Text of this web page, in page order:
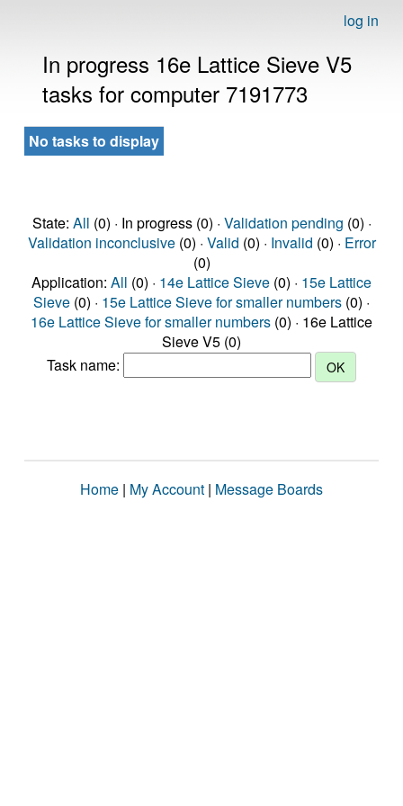
log in
In progress 16e Lattice Sieve V5
tasks for computer 7191773
No tasks to display
State: All (0) · In progress (0) · Validation pending (0) ·
Validation inconclusive(0) · Valid (0) · Invalid (0) · Error
(0)
Application: All (0) · 14e Lattice Sieve (0) · 15e Lattice
Sieve (0) · 15e Lattice Sieve for smaller numbers (0) ·
16e Lattice Sieve for smaller numbers (0) · 16e Lattice
Sieve V5 (0)
Task name:
Home | My Account | Message Boards